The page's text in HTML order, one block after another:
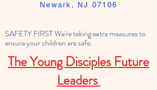
SAFETY FIRST We're taking extra measures to
ensure your children are safe.
The Young Disciples Future
Leaders
Newark, NJ 07106